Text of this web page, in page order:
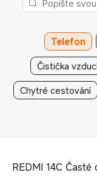
Telefon
Čistička
Chytré cestování
REDMI 14C Časté